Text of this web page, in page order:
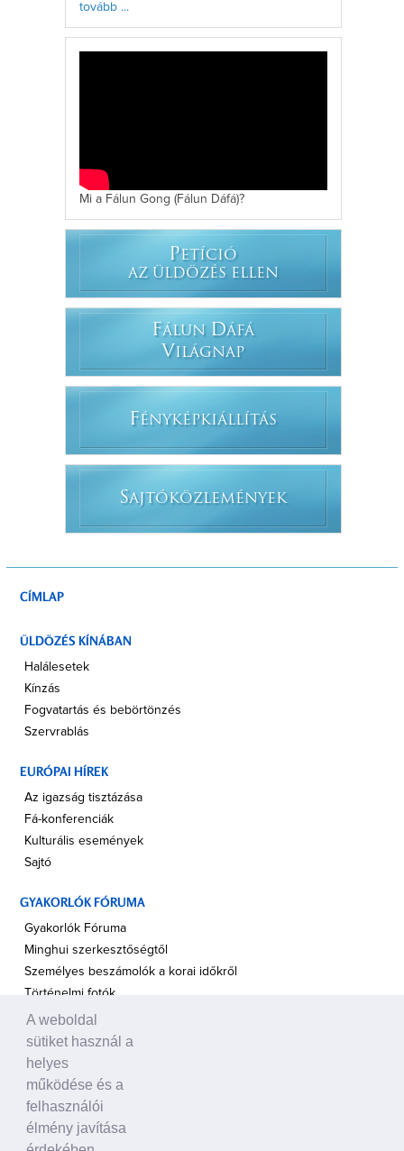
tovább ...
Mi a Fálun Gong (Fálun Dáfá)?
PETÍCIÓ
AZ ÜLDÖZÉS ELLEN
FÁLUN DÁFÁ
VILÁGNAP
FÉNYKÉPKIÁLLÍTÁS
SAJTÓKÖZLEMÉNYEK
CÍMLAP
ÜLDÖZÉS KÍNÁBAN
Halálesetek
Kínzás
Fogvatartás és bebörtönzés
Szervrablás
EURÓPAI HÍREK
Az igazság tisztázása
Fá-konferenciák
Kulturális események
Sajtó
GYAKORLÓK FÓRUMA
Gyakorlók Fóruma
Minghui szerkesztőségtől
Személyes beszámolók a korai időkről
Történelmi fotók
A TÁMOGATÁS HANGJA
Politikusok
Civil szervezetek, ENSZ
Egyéb
A VILÁG HÍREI
A weboldal
sütiket használ a
helyes
működése és a
felhasználói
élmény javítása